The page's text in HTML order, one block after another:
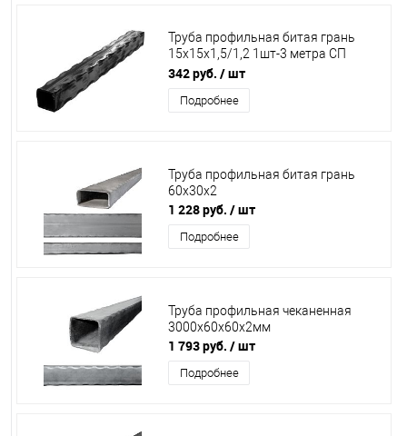
Труба профильная битая грань
15х15х1,5/1,2 1шт-3 метра СП
SK16.15
342 руб. / шт
Подробнее
Труба профильная битая грань
60х30х2
1 228 руб. / шт
Подробнее
Труба профильная чеканенная
3000х60х60х2мм
1 793 руб. / шт
Подробнее